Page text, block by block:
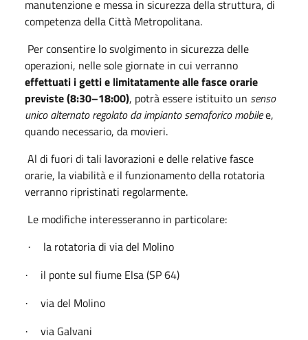
manutenzione e messa in sicurezza della struttura, di
competenza della Città Metropolitana.
Per consentire lo svolgimento in sicurezza delle
operazioni, nelle sole giornate in cui verranno
effettuati i getti e limitatamente alle fasce orarie
previste (8:30–18:00), potrà essere istituito un senso
unico alternato regolato da impianto semaforico mobilee,
quando necessario, da movieri.
Al di fuori di tali lavorazioni e delle relative fasce
orarie, la viabilità e il funzionamento della rotatoria
verranno ripristinati regolarmente.
Le modifiche interesseranno in particolare:
· la rotatoria di via del Molino
· il ponte sul fiume Elsa (SP 64)
· via del Molino
· via Galvani